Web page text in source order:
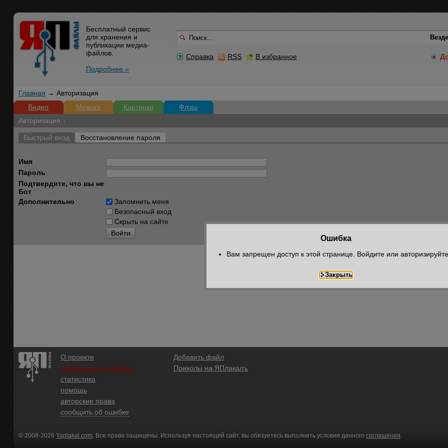
Справка RSS В избранное
Бесплатный сервис
для хранения и
публикации медиа-
файлов.
Подробнее »
Главная → Авторизация
Видео
Музыка Картинки
Флэш
Авторизация ↓
Быстрый вход Восстановление пароля
Имя
Пароль
Подтвердите, что вы не
Бот
Дополнительно
Запомнить меня
Безопасный вход
Скрыть на сайте
Войти
О проекте
размещение рекламы
статистика
помощь
авторские права
сообщить об ошибке
Добавить файл
Приколы на ЯПлакалъ
© 2008-2026 Yaplakal.com. Все права защищены. Используя настоящий сайт, вы обязуетесь выполнять условия данного соглашения.
Ошибка
Вам запрещен доступ к этой странице. Войдите или